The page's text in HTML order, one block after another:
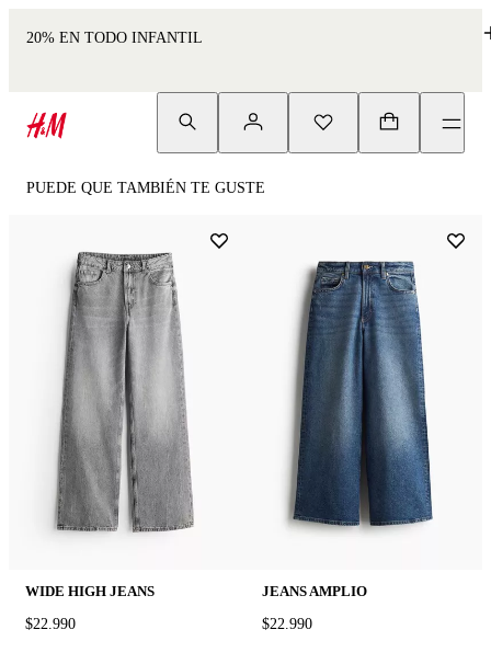
20% EN TODO INFANTIL
PUEDE QUE TAMBIÉN TE GUSTE
WIDE HIGH JEANS
PRICE:
$22.990
JEANS AMPLIO
PRICE:
$22.990